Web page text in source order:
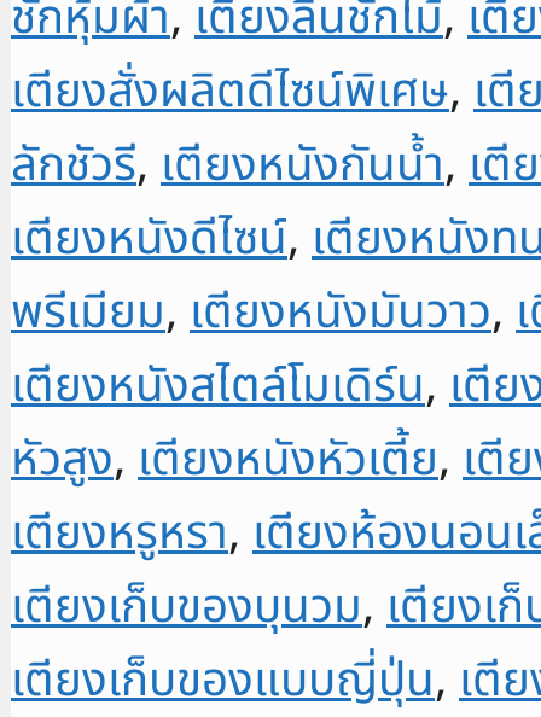
ชักหุ้มผ้า, เตียงลิ้นชักไม้, เตี
เตียงสั่งผลิตดีไซน์พิเศษ, เตี
ลักชัวรี, เตียงหนังกันน้ำ, เตี
เตียงหนังดีไซน์, เตียงหนังท
พรีเมียม, เตียงหนังมันวาว,
เตียงหนังสไตล์โมเดิร์น, เตีย
หัวสูง, เตียงหนังหัวเตี้ย, เตี
เตียงหรูหรา, เตียงห้องนอน
เตียงเก็บของบุนวม, เตียงเ
เตียงเก็บของแบบญี่ปุ่น, เตี